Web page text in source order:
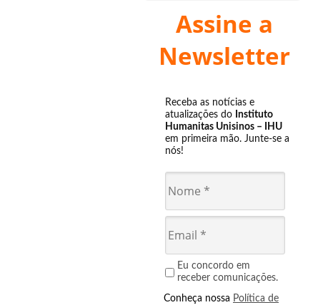
Assine a
Newsletter
Receba as notícias e
atualizações do Instituto
Humanitas Unisinos – IHU
em primeira mão. Junte-se a
nós!
Eu concordo em
receber comunicações.
Conheça nossa Política de